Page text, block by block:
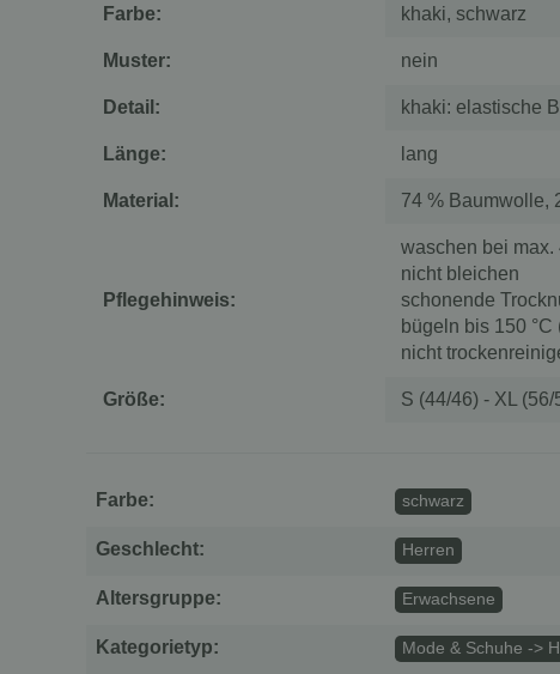
Farbe: khaki, schwarz
Muster: nein
Detail: khaki: elastische
Länge: lang
Material: 74 % Baumwolle,
Pflegehinweis:
waschen bei max.
nicht bleichen
schonende
bügeln bis 150
nicht
Größe: S (44/46) - XL (56/
Farbe: schwarz
Geschlecht: Herren
Altersgruppe: Erwachsene
Kategorietyp: Mode & Schuhe ->